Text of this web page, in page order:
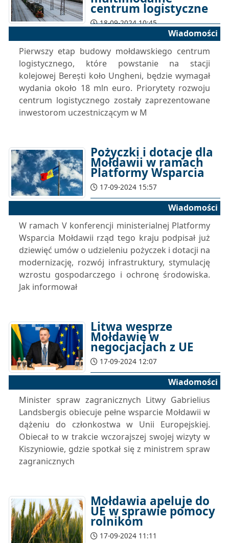
centrum logistyczne
18-09-2024 10:45
Wiadomości
Pierwszy etap budowy mołdawskiego centrum
logistycznego, które powstanie na stacji
kolejowej Berești koło Ungheni, będzie wymagał
wydania około 18 mln euro. Priorytety rozwoju
centrum logistycznego zostały zaprezentowane
inwestorom uczestniczącym w M
Pożyczki i dotacje dla
Mołdawii w ramach
Platformy Wsparcia
17-09-2024 15:57
Wiadomości
W ramach V konferencji ministerialnej Platformy
Wsparcia Mołdawii rząd tego kraju podpisał już
dziewięć umów o udzieleniu pożyczek i dotacji na
modernizację, rozwój infrastruktury, stymulację
wzrostu gospodarczego i ochronę środowiska.
Jak informował
Litwa wesprze
Mołdawię w
negocjacjach z UE
17-09-2024 12:07
Wiadomości
Minister spraw zagranicznych Litwy Gabrielius
Landsbergis obiecuje pełne wsparcie Mołdawii w
dążeniu do członkostwa w Unii Europejskiej.
Obiecał to w trakcie wczorajszej swojej wizyty w
Kiszyniowie, gdzie spotkał się z ministrem spraw
zagranicznych
Mołdawia apeluje do
UE w sprawie pomocy
rolnikom
17-09-2024 11:11